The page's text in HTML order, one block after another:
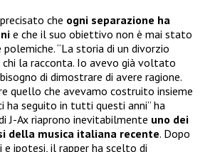
che ogni separazione ha
e che il suo obiettivo non è mai stato
“La storia di un divorzio
chi la racconta. Io avevo già voltato
di dimostrare di avere ragione.
quello che avevamo costruito insieme
ha seguito in tutti questi anni” ha
J-Ax riaprono inevitabilmente uno dei
della musica italiana recente. Dopo
e ipotesi, il rapper ha scelto di